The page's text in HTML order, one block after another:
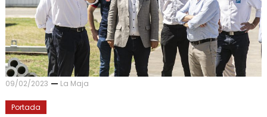
09/02/2023 La Maja
Portada